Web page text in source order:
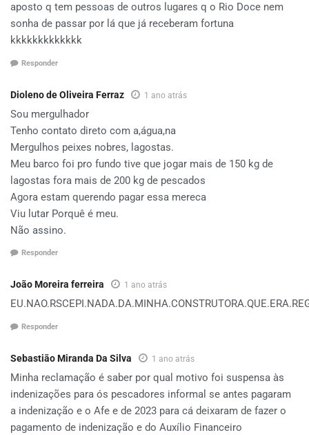
aposto q tem pessoas de outros lugares q o Rio Doce nem
sonha de passar por lá que já receberam fortuna
kkkkkkkkkkkkk
Responder
Dioleno de Oliveira Ferraz 1 ano atrás
Sou mergulhador
Tenho contato direto com a,água,na
Mergulhos peixes nobres, lagostas.
Meu barco foi pro fundo tive que jogar mais de 150 kg de
lagostas fora mais de 200 kg de pescados
Agora estam querendo pagar essa mereca
Viu lutar Porquê é meu.
Não assino.
Responder
João Moreira ferreira 1 ano atrás
Responder
Sebastião Miranda Da Silva 1 ano atrás
Minha reclamação é saber por qual motivo foi suspensa às
indenizações para ós pescadores informal se antes pagaram
a indenização e o Afe e de 2023 para cá deixaram de fazer o
pagamento de indenização e do Auxílio Financeiro